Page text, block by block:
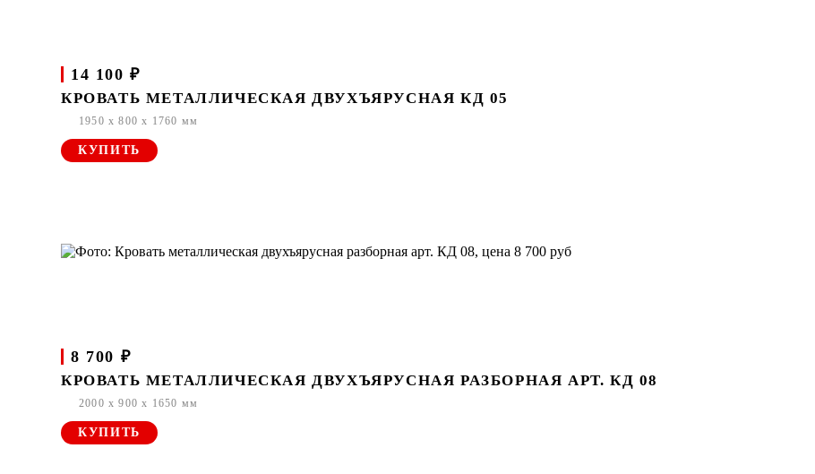
14 100 ₽
КРОВАТЬ МЕТАЛЛИЧЕСКАЯ ДВУХЪЯРУСНАЯ КД 05
1950 x 800 x 1760 мм
КУПИТЬ
8 700 ₽
КРОВАТЬ МЕТАЛЛИЧЕСКАЯ ДВУХЪЯРУСНАЯ РАЗБОРНАЯ АРТ. КД 08
2000 x 900 x 1650 мм
КУПИТЬ